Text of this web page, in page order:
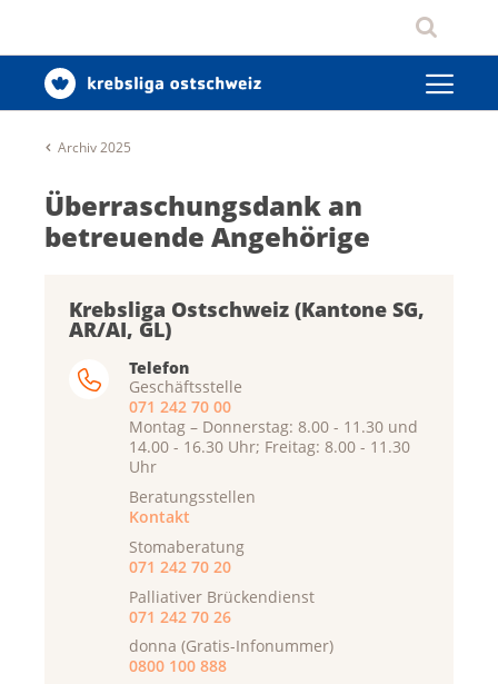
Archiv 2025
Überraschungsdank an
betreuende Angehörige
Krebsliga Ostschweiz (Kantone SG,
AR/AI, GL)
Telefon
Geschäftsstelle
071 242 70 00
Montag – Donnerstag: 8.00 - 11.30 und
14.00 - 16.30 Uhr; Freitag: 8.00 - 11.30
Uhr
Beratungsstellen
Kontakt
Stomaberatung
071 242 70 20
Palliativer Brückendienst
071 242 70 26
donna (Gratis-Infonummer)
0800 100 888